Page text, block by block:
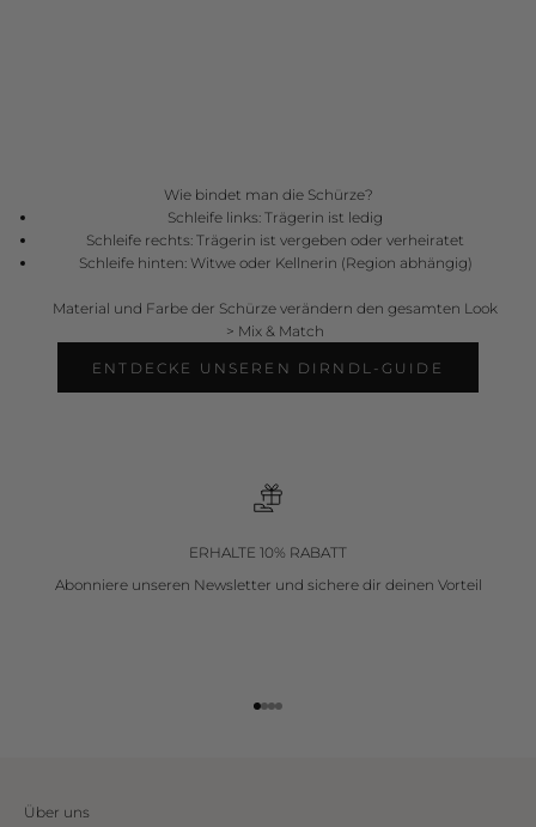
Wie bindet man die Schürze?
Schleife links: Trägerin ist ledig
Schleife rechts: Trägerin ist vergeben oder verheiratet
Schleife hinten: Witwe oder Kellnerin (Region abhängig)
Material und Farbe der Schürze verändern den gesamten Look
> Mix & Match
ENTDECKE UNSEREN DIRNDL-GUIDE
ERHALTE 10% RABATT
Abonniere unseren Newsletter und sichere dir deinen Vorteil
Gehe zu Element 1
Gehe zu Element 2
Gehe zu Element 3
Gehe zu Element 4
Über uns